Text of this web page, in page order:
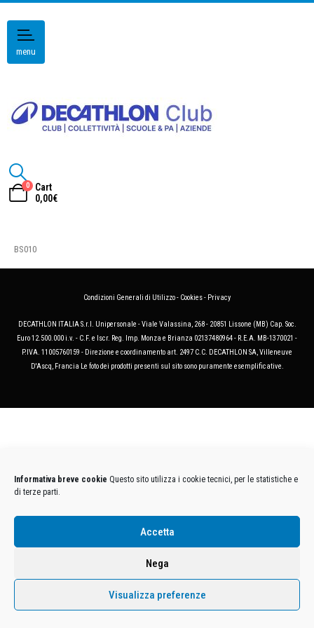
Informativa breve cookie Questo sito utilizza i cookie tecnici, per le statistiche e
di terze parti.
Accetta
Nega
Visualizza preferenze
menu
0
Cart
0,00€
BS010
Condizioni Generali di Utilizzo- Cookies- Privacy
DECATHLON ITALIA S.r.l. Unipersonale - Viale Valassina, 268 - 20851 Lissone (MB) Cap. Soc.
Euro 12.500.000 i.v. - C.F. e Iscr. Reg. Imp. Monza e Brianza 02137480964 - R.E.A. MB-1370021 -
P.IVA. 11005760159 - Direzione e coordinamento art. 2497 C.C. DECATHLON SA, Villeneuve
D'Ascq, Francia Le foto dei prodotti presenti sul sito sono puramente esemplificative.